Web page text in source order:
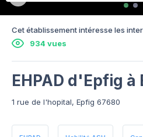
Cet établissement intéresse les
934 vues
EHPAD d'Epfig à
1 rue de l'hopital, Epfig 67680